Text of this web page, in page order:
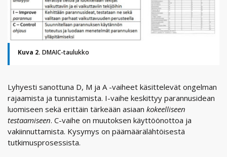
Kuva 2. DMAIC-taulukko
Lyhyesti sanottuna D, M ja A -vaiheet käsittelevät ongelman
rajaamista ja tunnistamista. I-vaihe keskittyy parannusidean
luomiseen sekä erittäin tärkeään asiaan kokeelliseen
testaamiseen. C-vaihe on muutoksen käyttöönottoa ja
vakiinnuttamista. Kysymys on päämäärälähtöisestä
tutkimusprosessista.